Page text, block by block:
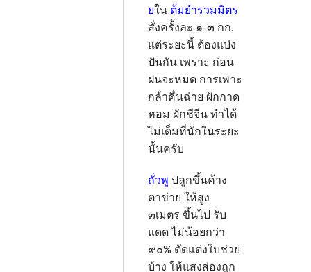
ยใน ต้มยำรวมมิตร
สั่งครั้งละ ๑-๓ กก.
แต่ระยะนี้ ต้องแบ่ง
ปันกัน เพราะ ก่อน
ฝนจะหมด การเพาะ
กล้าคื่นฉ่าย ผักกาด
หอม ผักชีจีน ทำได้
ไม่เต็มที่นักในระยะ
นั้นครับ
ถั่วพู ปลูกขึ้นค้าง
ตาข่าย ให้สูง
๓เมตร ขึ้นไป รับ
แดด ไม่น้อยกว่า
๙๐% ตัดแต่งใบช่วย
บ้าง ให้แสงส่องถูก